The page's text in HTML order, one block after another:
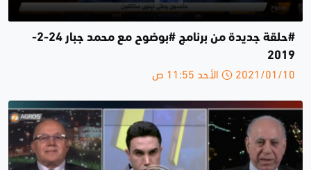
#حلقة جديدة من برنامج #بوضوح مع محمد جبار 24-2-
2019
2021/01/10 الأحد 11:55 ص